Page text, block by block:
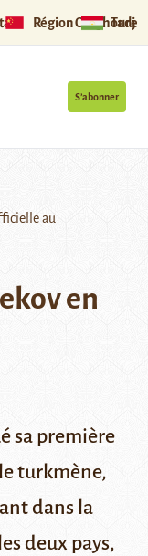
Région Ouïghoure
S’abonner
au
en
sa première
turkmène,
dans la
deux pays,